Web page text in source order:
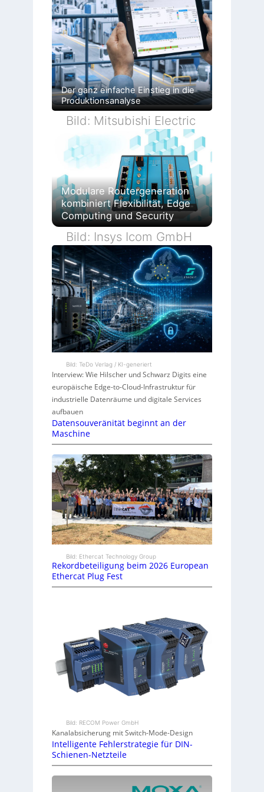
Der ganz einfache Einstieg in die
Produktionsanalyse
Bild: Mitsubishi Electric
Modulare Routergeneration
kombiniert Flexibilität, Edge
Computing und Security
Bild: Insys Icom GmbH
Bild: TeDo Verlag / KI-generiert
Interview: Wie Hilscher und Schwarz Digits eine
europäische Edge-to-Cloud-Infrastruktur für
industrielle Datenräume und digitale Services
aufbauen
Datensouveränität beginnt an der
Maschine
Bild: Ethercat Technology Group
Rekordbeteiligung beim 2026 European
Ethercat Plug Fest
Bild: RECOM Power GmbH
Kanalabsicherung mit Switch-Mode-Design
Intelligente Fehlerstrategie für DIN-
Schienen-Netzteile